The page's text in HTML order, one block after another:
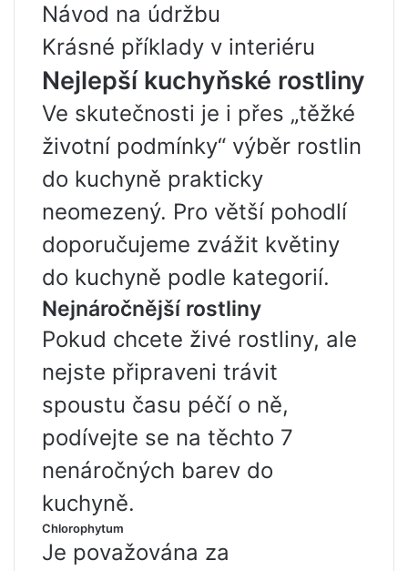
Návod na údržbu
Krásné příklady v interiéru
Nejlepší kuchyňské rostliny
Ve skutečnosti je i přes „těžké
životní podmínky“ výběr rostlin
do kuchyně prakticky
neomezený. Pro větší pohodlí
doporučujeme zvážit květiny
do kuchyně podle kategorií.
Nejnáročnější rostliny
Pokud chcete živé rostliny, ale
nejste připraveni trávit
spoustu času péčí o ně,
podívejte se na těchto 7
nenáročných barev do
kuchyně.
Chlorophytum
Je považována za